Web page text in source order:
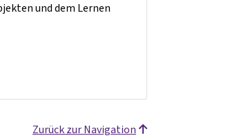
und dem Lernen
Zurück zur Navigation